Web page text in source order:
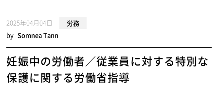
2025年04月04日
労務
by Somnea Tann
妊娠中の労働者／従業員に対する特別な
保護に関する労働省指導